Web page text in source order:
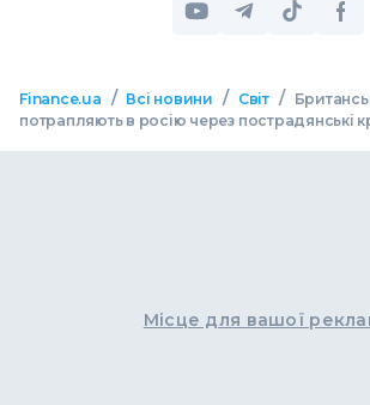
Finance.ua / Всі новини / Світ /
потрапляють в росію через пострадянські
Місце для вашої